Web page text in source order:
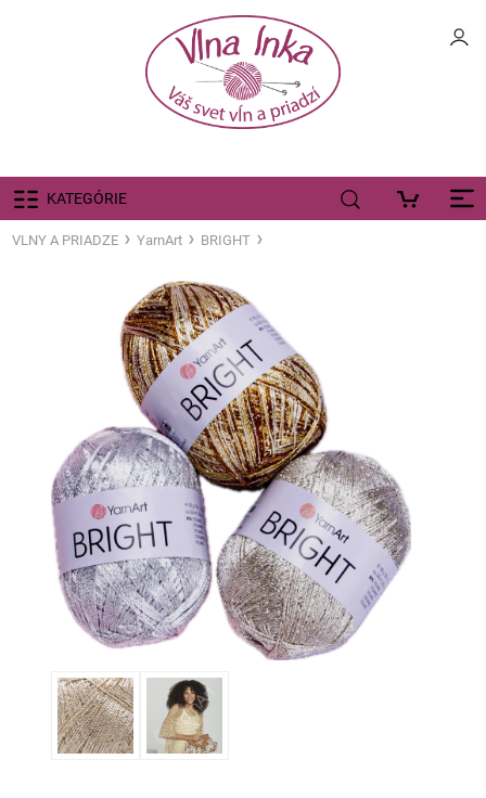
KATEGÓRIE
VLNY A PRIADZE YarnArt BRIGHT